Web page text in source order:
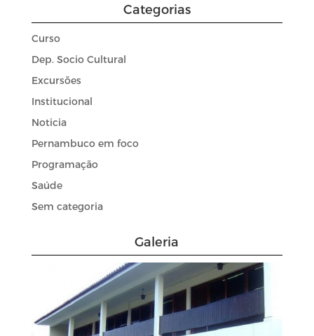
Categorias
Curso
Dep. Socio Cultural
Excursões
Institucional
Noticia
Pernambuco em foco
Programação
Saúde
Sem categoria
Galeria